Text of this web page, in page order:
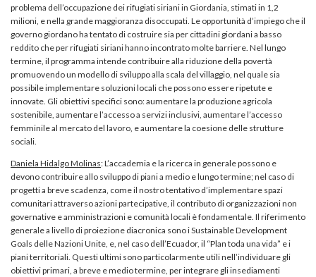
problema dell’occupazione dei rifugiati siriani in Giordania, stimati in 1,2
milioni, e nella grande maggioranza disoccupati. Le opportunità d’impiego che il
governo giordano ha tentato di costruire sia per cittadini giordani a basso
reddito che per rifugiati siriani hanno incontrato molte barriere. Nel lungo
termine, il programma intende contribuire alla riduzione della povertà
promuovendo un modello di sviluppo alla scala del villaggio, nel quale sia
possibile implementare soluzioni locali che possono essere ripetute e
innovate. Gli obiettivi specifici sono: aumentare la produzione agricola
sostenibile, aumentare l’accesso a servizi inclusivi, aumentare l’accesso
femminile al mercato del lavoro, e aumentare la coesione delle strutture
sociali.
Daniela Hidalgo Molinas: L’accademia e la ricerca in generale possono e
devono contribuire allo sviluppo di piani a medio e lungo termine; nel caso di
progetti a breve scadenza, come il nostro tentativo d’implementare spazi
comunitari attraverso azioni partecipative, il contributo di organizzazioni non
governative e amministrazioni e comunità locali è fondamentale. Il riferimento
generale a livello di proiezione diacronica sono i Sustainable Development
Goals delle Nazioni Unite, e, nel caso dell’Ecuador, il “Plan toda una vida” e i
piani territoriali. Questi ultimi sono particolarmente utili nell’individuare gli
obiettivi primari, a breve e medio termine, per integrare gli insediamenti